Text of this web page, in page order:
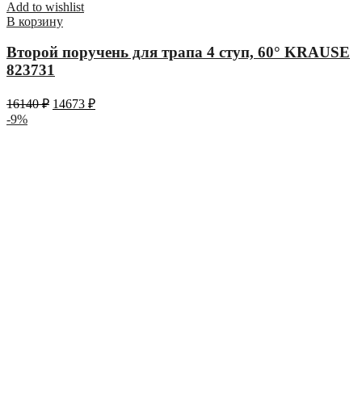
Add to wishlist
В корзину
Второй поручень для трапа 4 ступ, 60° KRAUSE
823731
16140₽ 14673 ₽
-9%